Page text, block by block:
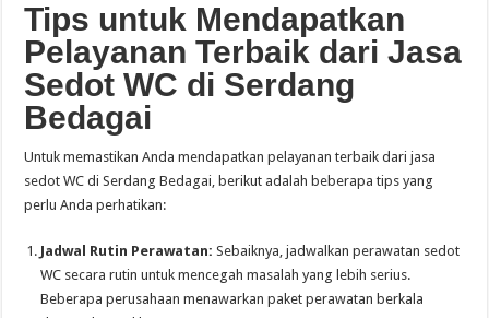
Tips untuk Mendapatkan
Pelayanan Terbaik dari Jasa
Sedot WC di Serdang
Bedagai
Untuk memastikan Anda mendapatkan pelayanan terbaik dari jasa
sedot WC di Serdang Bedagai, berikut adalah beberapa tips yang
perlu Anda perhatikan:
Jadwal Rutin Perawatan: Sebaiknya, jadwalkan perawatan sedot
WC secara rutin untuk mencegah masalah yang lebih serius.
Beberapa perusahaan menawarkan paket perawatan berkala